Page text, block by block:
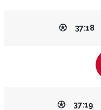
37:18
37:19